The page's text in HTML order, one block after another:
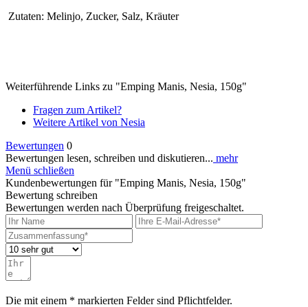
Zutaten: Melinjo, Zucker, Salz, Kräuter
Weiterführende Links zu "Emping Manis, Nesia, 150g"
Fragen zum Artikel?
Weitere Artikel von Nesia
Bewertungen 0
Bewertungen lesen, schreiben und diskutieren... mehr
Menü schließen
Kundenbewertungen für "Emping Manis, Nesia, 150g"
Bewertung schreiben
Bewertungen werden nach Überprüfung freigeschaltet.
Die mit einem * markierten Felder sind Pflichtfelder.